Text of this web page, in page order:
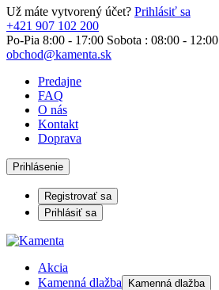
Už máte vytvorený účet? Prihlásiť sa
+421 907 102 200
Po-Pia 8:00 - 17:00 Sobota : 08:00 - 12:00
obchod@kamenta.sk
Predajne
FAQ
O nás
Kontakt
Doprava
Prihlásenie
Registrovať sa
Prihlásiť sa
Akcia
Kamenná dlažba
Kamenná dlažba